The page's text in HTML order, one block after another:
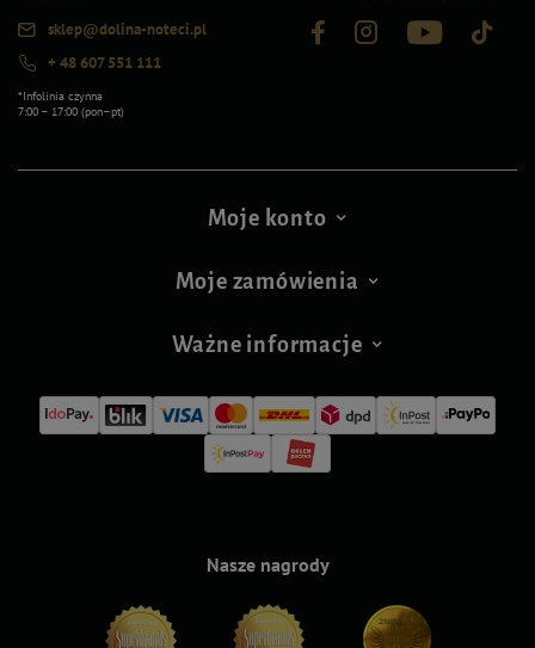
sklep@dolina-noteci.pl
+ 48 607 551 111
*Infolinia czynna
7:00 – 17:00 (pon–pt)
Moje konto
Moje zamówienia
Ważne informacje
Nasze nagrody